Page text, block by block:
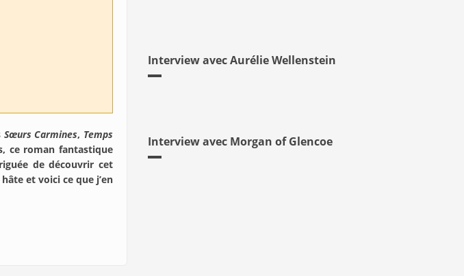
Sœurs Carmines, Temps
ce roman fantastique
de découvrir cet
et voici ce que j’en
Interview avec Aurélie Wellenstein
Interview avec Morgan of Glencoe